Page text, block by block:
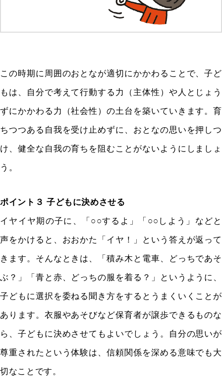
この時期に周囲のおとなが適切にかかわることで、子ど
もは、自分で考えて行動する力（主体性）や人とじょう
ずにかかわる力（社会性）の土台を築いていきます。育
ちつつある自我を受け止めずに、おとなの思いを押しつ
け、健全な自我の育ちを阻むことがないようにしましょ
う。
ポイント３ 子どもに決めさせる
イヤイヤ期の子に、「○○するよ」「○○しよう」などと
声をかけると、おおかた「イヤ！」という答えが返って
きます。そんなときは、「積み木と電車、どっちであそ
ぶ？」「青と赤、どっちの服を着る？」というように、
子どもに選択を委ねる聞き方をするとうまくいくことが
あります。衣服やあそびなど保育者が譲歩できるものな
ら、子どもに決めさせてもよいでしょう。自分の思いが
尊重されたという体験は、信頼関係を深める意味でも大
切なことです。